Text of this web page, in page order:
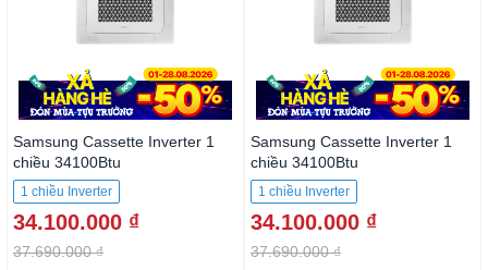
Samsung Cassette Inverter 1
chiều 34100Btu
AC100TN4DKC/EA
1 chiều Inverter
34.100.000 ₫
37.690.000 ₫
Samsung Cassette Inverter 1
chiều 34100Btu
AC100TN4DKC3/EA
1 chiều Inverter
34.100.000 ₫
37.690.000 ₫